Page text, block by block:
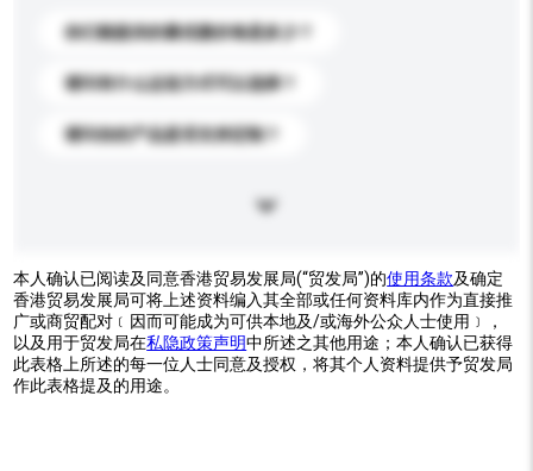
你们能提供的最优惠价格是多少？
请问有什么运送方式可以选择？
请问你的产品是否支持定制？
本人确认已阅读及同意香港贸易发展局(“贸发局”)的使用条款及确定
香港贸易发展局可将上述资料编入其全部或任何资料库内作为直接推
广或商贸配对﹝因而可能成为可供本地及/或海外公众人士使用﹞，
以及用于贸发局在私隐政策声明中所述之其他用途；本人确认已获得
此表格上所述的每一位人士同意及授权，将其个人资料提供予贸发局
作此表格提及的用途。